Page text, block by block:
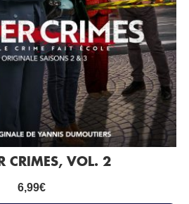
CRIMES, VOL. 2
6,99€